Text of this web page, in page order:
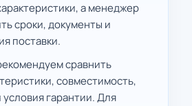
а менеджер
сроки, документы и
поставки.
сравнить
совместимость,
гарантии. Для